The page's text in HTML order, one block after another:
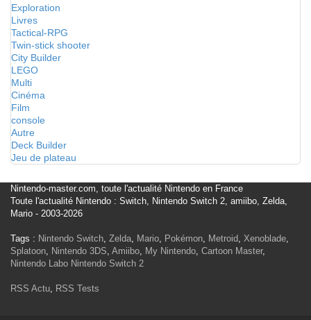
Exploration
Livres
Tactical-RPG
Twin-stick shooter
City Builder
LEGO
Multi
Cinéma
Film
console
Autre
Deck Builder
Jeu de plateau
Nintendo-master.com, toute l'actualité Nintendo en France
Toute l'actualité Nintendo : Switch, Nintendo Switch 2, amiibo, Zelda,
Mario - 2003-2026
Tags : Nintendo Switch, Zelda, Mario, Pokémon, Metroid, Xenoblade,
Splatoon, Nintendo 3DS, Amiibo, My Nintendo, Cartoon Master,
Nintendo Labo Nintendo Switch 2
RSS Actu, RSS Tests